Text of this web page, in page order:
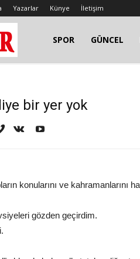
Yazarlar Künye İletişim
SPOR GÜNCEL
bir yer yok
konularını ve kahramanlarını
gözden geçirdim.